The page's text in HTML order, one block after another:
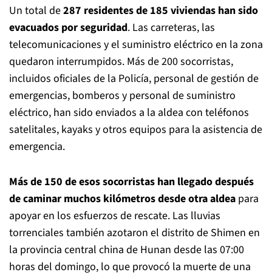
Un total de287 residentes de 185 viviendas han sido
evacuados por seguridad. Las carreteras, las
telecomunicaciones y el suministro eléctrico en la zona
quedaron interrumpidos. Más de 200 socorristas,
incluidos oficiales de la Policía, personal de gestión de
emergencias, bomberos y personal de suministro
eléctrico, han sido enviados a la aldea con teléfonos
satelitales, kayaks y otros equipos para la asistencia de
emergencia.
Más de 150 de esos socorristas han llegado después
de caminar muchos kilómetros desde otra aldea para
apoyar en los esfuerzos de rescate. Las lluvias
torrenciales también azotaron el distrito de Shimen en
la provincia central china de Hunan desde las 07:00
horas del domingo, lo que provocó la muerte de una